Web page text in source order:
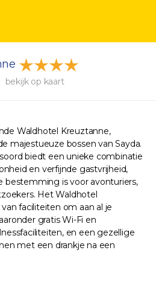
bekijk op kaart
Waldhotel Kreuztanne,
majestueuze bossen van Sayda.
biedt een unieke combinatie
en verfijnde gastvrijheid,
bestemming is voor avonturiers,
Het Waldhotel
faciliteiten om aan al je
gratis Wi-Fi en
en een gezellige
met een drankje na een